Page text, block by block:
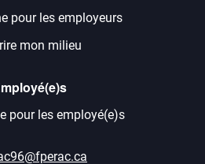
pour les employeurs
mon milieu
pour les employé(e)s